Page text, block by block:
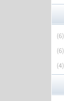
(
6
)
(
6
)
(
4
)